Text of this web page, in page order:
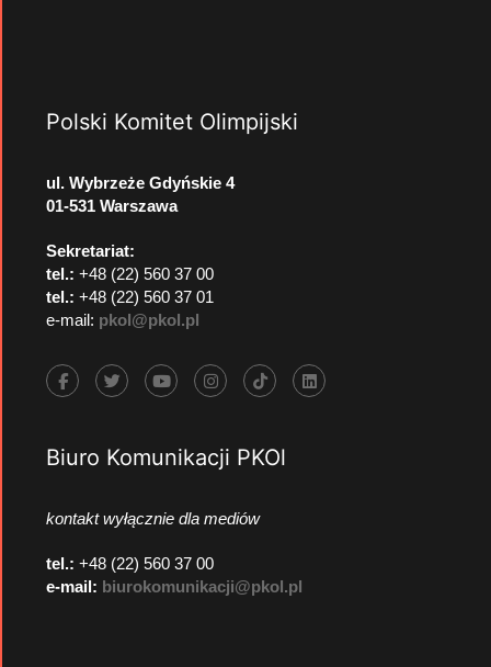
Polski Komitet Olimpijski
ul. Wybrzeże Gdyńskie 4
01-531 Warszawa
Sekretariat:
tel.: +48 (22) 560 37 00
tel.: +48 (22) 560 37 01
e-mail: pkol@pkol.pl
Biuro Komunikacji PKOl
kontakt wyłącznie dla mediów
tel.: +48 (22) 560 37 00
e-mail: biurokomunikacji@pkol.pl